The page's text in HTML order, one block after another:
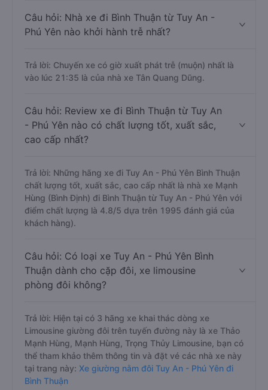
Câu hỏi: Nhà xe đi Bình Thuận từ Tuy An -
Phú Yên nào khởi hành trễ nhất?
Trả lời: Chuyến xe có giờ xuất phát trễ (muộn) nhất là
vào lúc 21:35 là của nhà xe Tân Quang Dũng.
Câu hỏi: Review xe đi Bình Thuận từ Tuy An
- Phú Yên nào có chất lượng tốt, xuất sắc,
cao cấp nhất?
Trả lời: Những hãng xe đi Tuy An - Phú Yên Bình Thuận
chất lượng tốt, xuất sắc, cao cấp nhất là nhà xe Mạnh
Hùng (Bình Định) đi Bình Thuận từ Tuy An - Phú Yên với
điểm chất lượng là 4.8/5 dựa trên 1995 đánh giá của
khách hàng).
Câu hỏi: Có loại xe Tuy An - Phú Yên Bình
Thuận dành cho cặp đôi, xe limousine
phòng đôi không?
Trả lời: Hiện tại có 3 hãng xe khai thác dòng xe
Limousine giường đôi trên tuyến đường này là xe Thảo
Mạnh Hùng, Mạnh Hùng, Trọng Thủy Limousine, bạn có
thể tham khảo thêm thông tin và đặt vé các nhà xe này
tại trang này: Xe giường nằm đôi Tuy An - Phú Yên đi
Bình Thuận